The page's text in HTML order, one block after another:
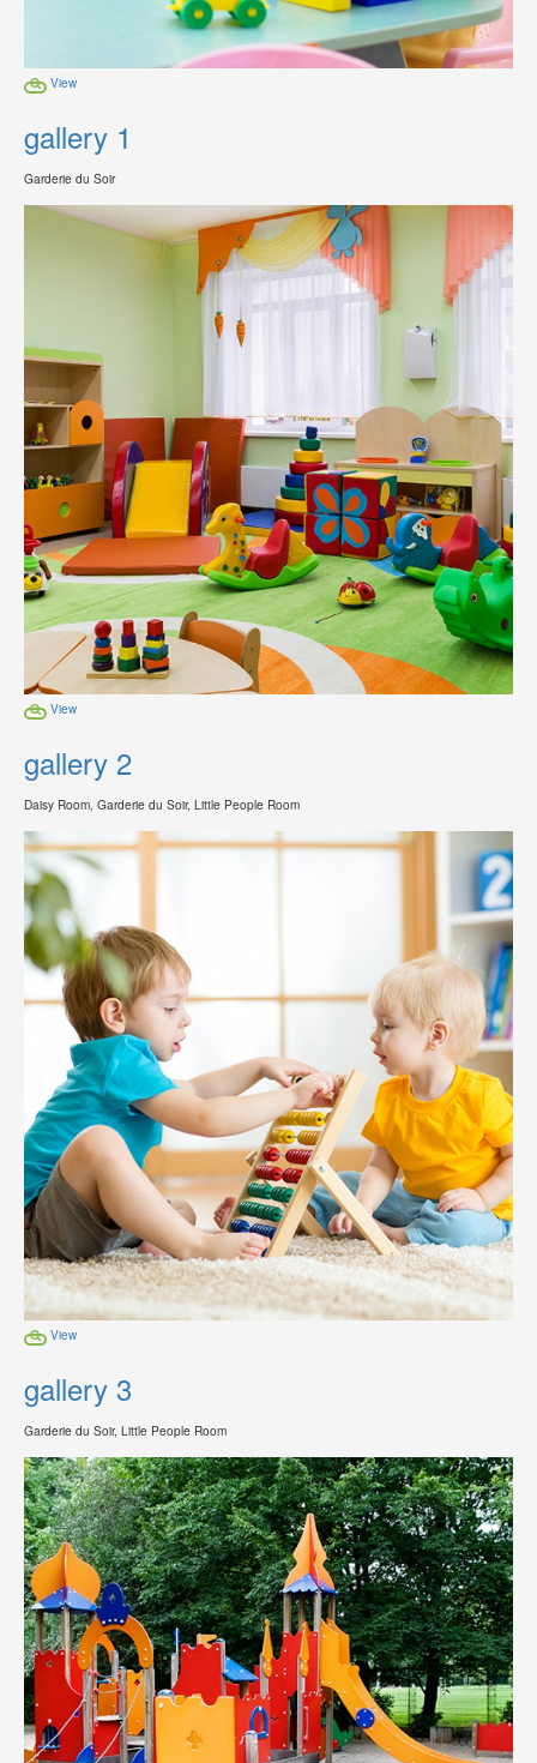
View
gallery 1
Garderie du Soir
View
gallery 2
Daisy Room, Garderie du Soir, Little People Room
View
gallery 3
Garderie du Soir, Little People Room